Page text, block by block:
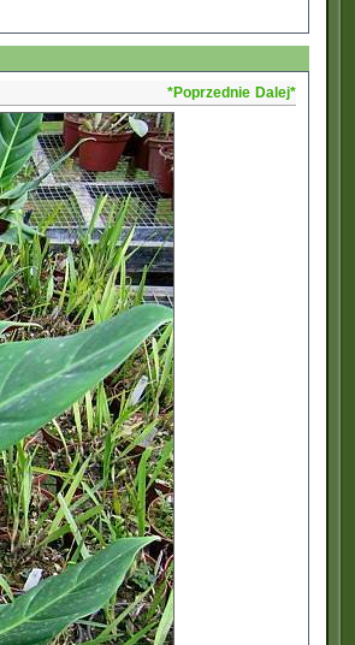
*Poprzednie Dalej*